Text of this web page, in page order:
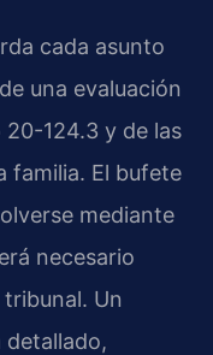
cada asunto
una evaluación
20-124.3 y de las
familia. El bufete
mediante
necesario
Un
detallado,